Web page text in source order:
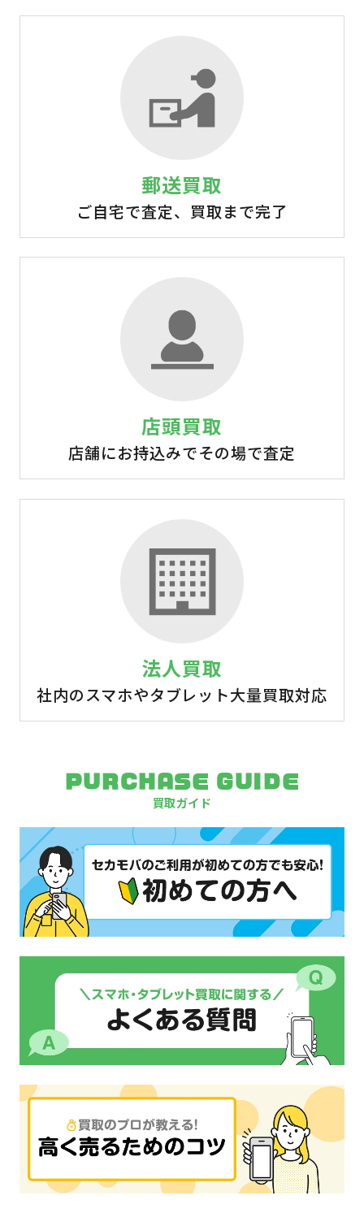
郵送買取
ご自宅で査定、買取まで完了
店頭買取
店舗にお持込みでその場で査定
法人買取
社内のスマホやタブレット大量買取対応
PURCHASE GUIDE
買取ガイド